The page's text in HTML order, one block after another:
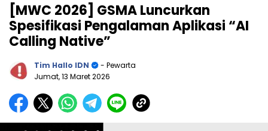
[MWC 2026] GSMA Luncurkan
Spesifikasi Pengalaman Aplikasi “AI
Calling Native”
Tim Hallo IDN
- Pewarta
Jumat, 13 Maret 2026